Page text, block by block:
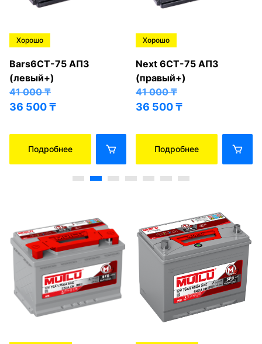
Хорошо
Bars6СТ-75 АПЗ
(левый+)
41 000₸
36 500₸
Подробнее
Хорошо
Next 6СТ-75 АПЗ
(правый+)
41 000₸
36 500₸
Подробнее